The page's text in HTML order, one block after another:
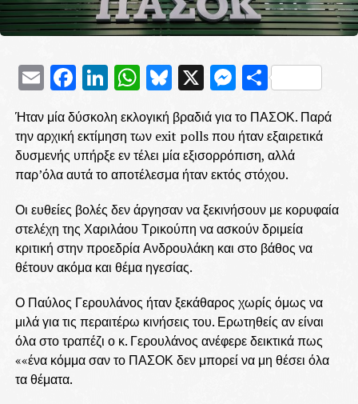
EmailFacebook
LinkedIn
WhatsApp
Bluesky
X
Ήταν μία δύσκολη εκλογική βραδιά για το ΠΑΣΟΚ. Παρά
την αρχική εκτίμηση των exit polls που ήταν εξαιρετικά
δυσμενής υπήρξε εν τέλει μία εξισορρόπιση, αλλά
παρ’όλα αυτά το αποτέλεσμα ήταν εκτός στόχου.
Οι ευθείες βολές δεν άργησαν να ξεκινήσουν με κορυφαία
στελέχη της Χαριλάου Τρικούπη να ασκούν δριμεία
κριτική στην προεδρία Ανδρουλάκη και στο βάθος να
θέτουν ακόμα και θέμα ηγεσίας.
Ο Παύλος Γερουλάνος ήταν ξεκάθαρος χωρίς όμως να
μιλά για τις περαιτέρω κινήσεις του. Ερωτηθείς αν είναι
όλα στο τραπέζι ο κ. Γερουλάνος ανέφερε δεικτικά πως
««ένα κόμμα σαν το ΠΑΣΟΚ δεν μπορεί να μη θέσει όλα
τα θέματα.